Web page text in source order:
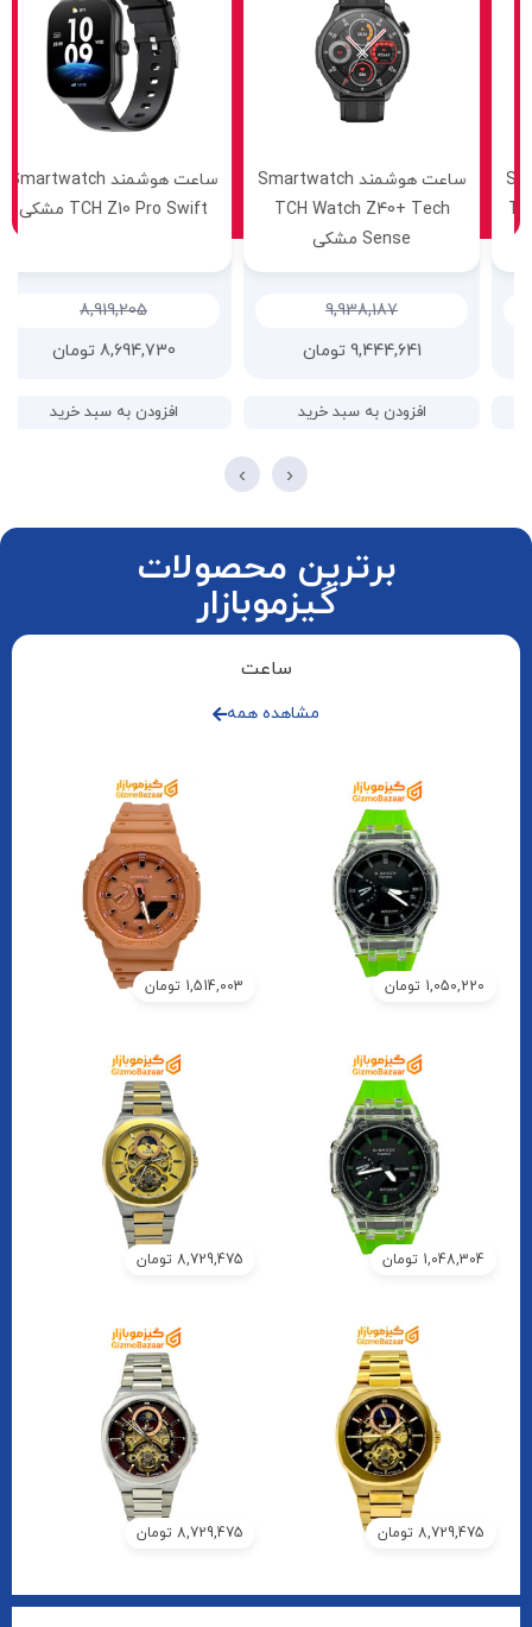
ساعت هوشمند Smartwatch
TCH Watch Z40+ Tech
Sense مشکی
9,938,187
9,444,641 تومان
افزودن به سبد خرید
ساعت هوشمند Smartwatch
TCH Z10 Pro Swift مشکی
8,919,205
8,694,730 تومان
افزودن به سبد خرید
‹
›
برترین محصولات
گیزموبازار
ساعت
مشاهده همه
1,050,220 تومان 1,514,003 تومان
1,048,304 تومان 8,729,475 تومان
8,729,475 تومان 8,729,475 تومان